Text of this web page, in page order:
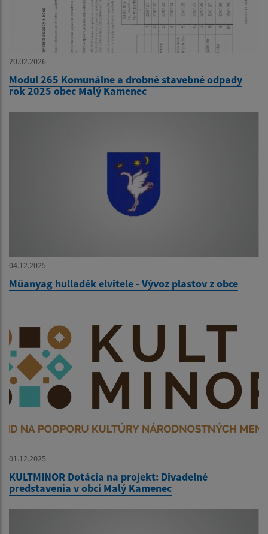
20.02.2026
Modul 265 Komunálne a drobné stavebné odpady
rok 2025 obec Malý Kamenec
04.12.2025
Műanyag hulladék elvitele - Vývoz plastov z obce
01.12.2025
KULTMINOR Dotácia na projekt: Divadelné
predstavenia v obci Malý Kamenec